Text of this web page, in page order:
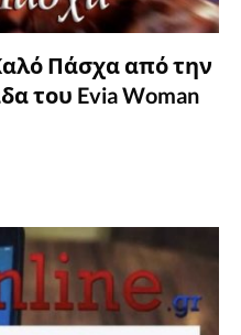
Πάσχα από την
του Evia Woman